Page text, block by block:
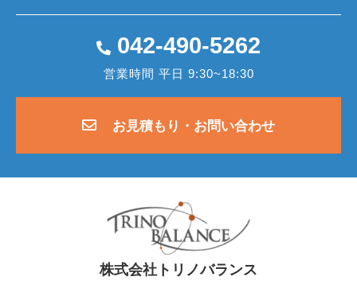
042-490-5262
営業時間 平日 9:30~18:30
お見積もり・お問い合わせ
株式会社トリノバランス